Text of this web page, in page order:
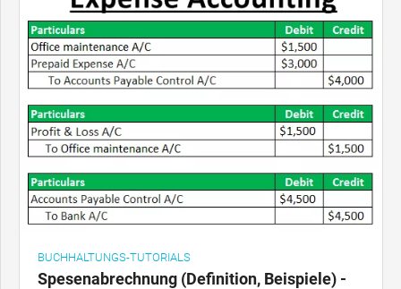
BUCHHALTUNGS-TUTORIALS
Spesenabrechnung (Definition, Beispiele) -